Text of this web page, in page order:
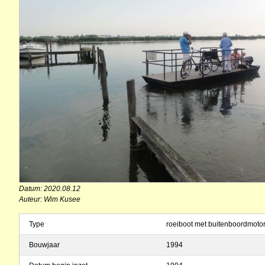
Datum: 2020.08.12
Auteur: Wim Kusee
Type roeiboot met buitenboordmotor
Bouwjaar 1994